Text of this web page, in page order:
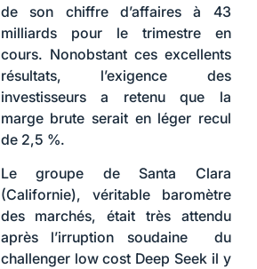
de son chiffre d’affaires à 43
milliards pour le trimestre en
cours. Nonobstant ces excellents
résultats, l’exigence des
investisseurs a retenu que la
marge brute serait en léger recul
de 2,5 %.
Le groupe de Santa Clara
(Californie), véritable baromètre
des marchés, était très attendu
après l’irruption soudaine du
challenger low cost Deep Seek il y